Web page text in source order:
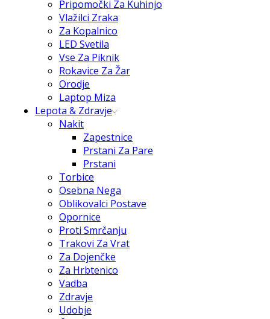
Pripomočki Za Kuhinjo
Vlažilci Zraka
Za Kopalnico
LED Svetila
Vse Za Piknik
Rokavice Za Žar
Orodje
Laptop Miza
Lepota & Zdravje
Nakit
Zapestnice
Prstani Za Pare
Prstani
Torbice
Osebna Nega
Oblikovalci Postave
Opornice
Proti Smrčanju
Trakovi Za Vrat
Za Dojenčke
Za Hrbtenico
Vadba
Zdravje
Udobje